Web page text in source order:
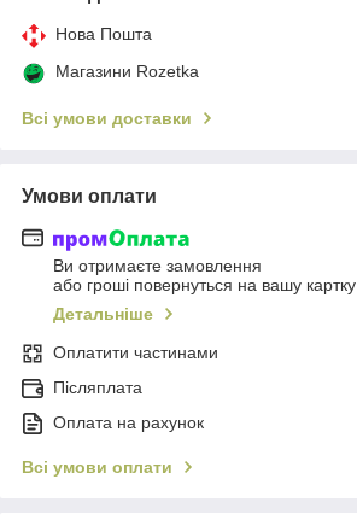
Нова Пошта
Магазини Rozetka
Всі умови доставки
Умови оплати
Ви отримаєте замовлення
або гроші повернуться на вашу картку
Детальніше
Оплатити частинами
Післяплата
Оплата на рахунок
Всі умови оплати